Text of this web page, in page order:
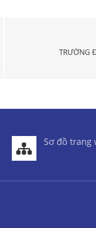
TRƯỜNG
Sơ đồ trang